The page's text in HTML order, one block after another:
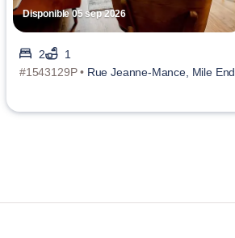
Disponible 05 sep 2026
2
1
#1543129P • Rue Jeanne-Mance, Mile End